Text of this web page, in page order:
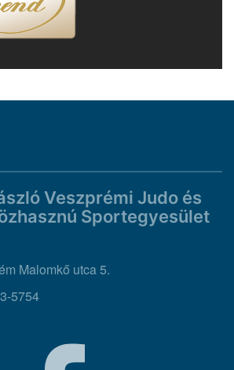
Veszprémi Judo és
Sportegyesület
Malomkő utca 5.
5754